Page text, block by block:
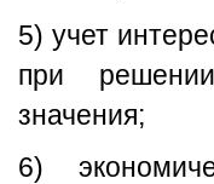
5) учет
при
значения;
6)